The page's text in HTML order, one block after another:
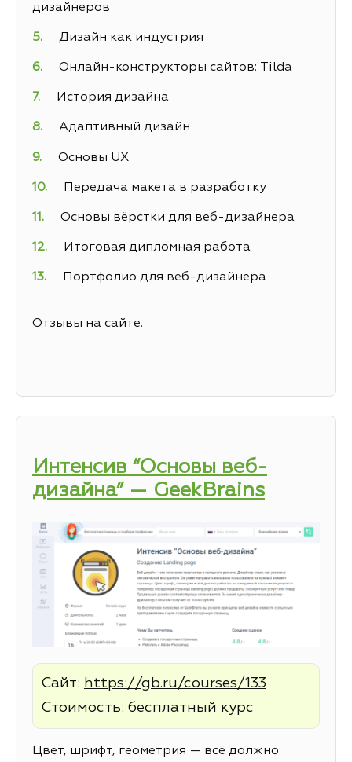
дизайнеров
Дизайн как индустрия
Онлайн-конструкторы сайтов: Tilda
История дизайна
Адаптивный дизайн
Основы UX
Передача макета в разработку
Основы вёрстки для веб-дизайнера
Итоговая дипломная работа
Портфолио для веб-дизайнера
Отзывы на сайте.
Интенсив “Основы веб-
дизайна” — GeekBrains
Сайт: https://gb.ru/courses/133
Стоимость: бесплатный курс
Цвет, шрифт, геометрия — всё должно